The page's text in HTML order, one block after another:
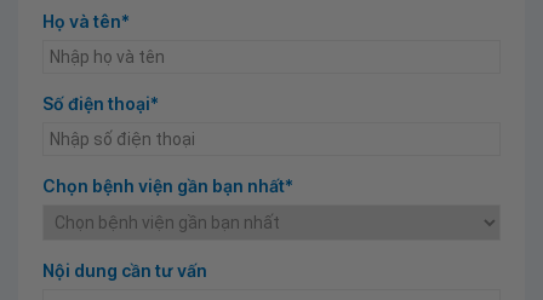
Họ và tên*
Số điện thoại*
Chọn bệnh viện gần bạn nhất*
Nội dung cần tư vấn